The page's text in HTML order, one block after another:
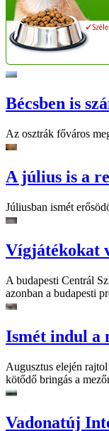
Bécsben is
Az osztrák főváros
A július is a
Júliusban ismét
Vígjátékokat
A budapesti Centrál
azonban a budapesti
Ismét indul a
Augusztus elején
kötődő bringás a
Vadonatúj